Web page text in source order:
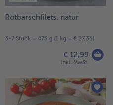
Rotbarschfilets, natur
3-7 Stück = 475 g (1 kg = € 27,35)
€ 12,99
inkl. MwSt.